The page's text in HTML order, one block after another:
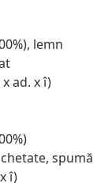
lemn
ad. x î)
spumă
î)